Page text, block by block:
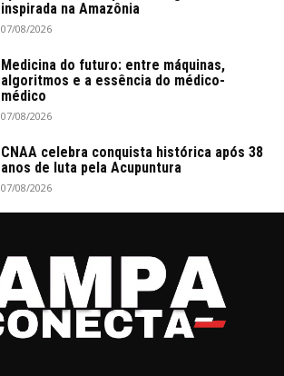
inspirada na Amazônia
07/08/2026
Medicina do futuro: entre máquinas,
algoritmos e a essência do médico-
médico
07/08/2026
CNAA celebra conquista histórica após 38
anos de luta pela Acupuntura
07/08/2026